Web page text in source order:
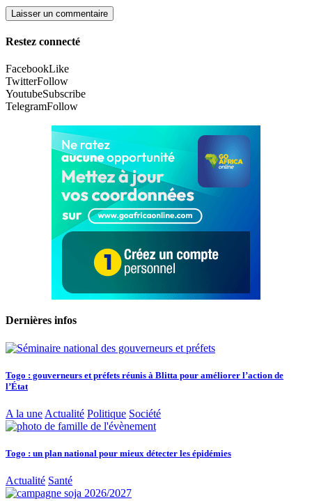
Restez connecté
FacebookLike
TwitterFollow
YoutubeSubscribe
TelegramFollow
Dernières infos
Togo : gouverneurs et préfets réunis à Blitta pour améliorer l’action de
l’État
A la une Actualité Politique Société
Togo : un plan national pour mieux détecter les épidémies
Actualité Santé